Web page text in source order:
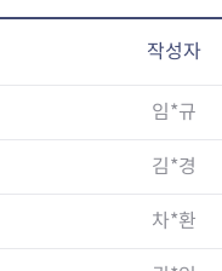
2동
즈만 소개
충민원 신청방법 및 처리
결과 공표
청소년아지트
경제소식
관련 사이트
문구 착한가격업소
작성자
임*규
김*경
차*환